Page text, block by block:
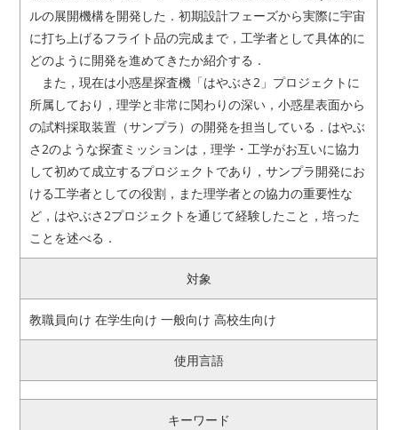
ルの展開機構を開発した．初期設計フェーズから実際に宇宙
に打ち上げるフライト品の完成まで，工学者として具体的に
どのように開発を進めてきたか紹介する．
また，現在は小惑星探査機「はやぶさ2」プロジェクトに
所属しており，理学と非常に関わりの深い，小惑星表面から
の試料採取装置（サンプラ）の開発を担当している．はやぶ
さ2のような探査ミッションは，理学・工学がお互いに協力
して初めて成立するプロジェクトであり，サンプラ開発にお
ける工学者としての役割，また理学者との協力の重要性な
ど，はやぶさ2プロジェクトを通じて経験したこと，培った
ことを述べる．
対象
教職員向け 在学生向け 一般向け 高校生向け
使用言語
キーワード